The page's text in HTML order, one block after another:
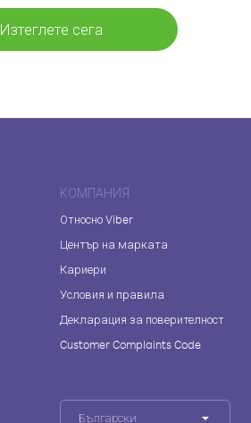
Изтеглете сега
КОМПАНИЯ
Относно Viber
Център на марката
Кариери
Условия и правила
Декларация за поверителност
Customer Complaints Code
Български